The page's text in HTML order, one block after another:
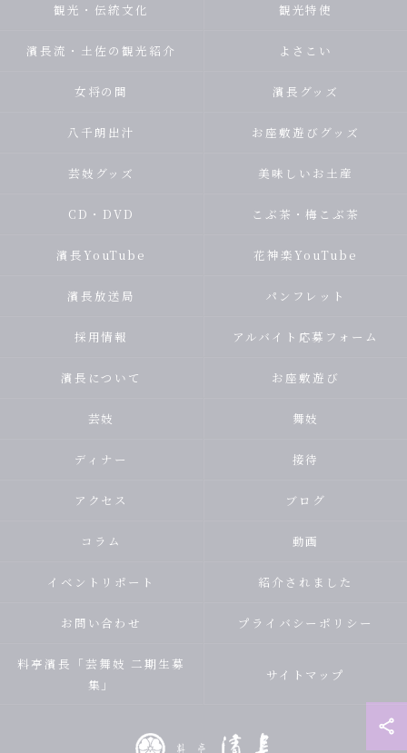
観光・伝統文化 観光特使
濱長流・土佐の観光紹介 よさこい
女将の間 濱長グッズ
八千朗出汁 お座敷遊びグッズ
芸妓グッズ 美味しいお土産
CD・DVD こぶ茶・梅こぶ茶
濱長YouTube 花神楽YouTube
濱長放送局 パンフレット
採用情報 アルバイト応募フォーム
濱長について お座敷遊び
芸妓 舞妓
ディナー 接待
アクセス ブログ
コラム 動画
イベントリポート 紹介されました
お問い合わせ プライバシーポリシー
料亭濱長「芸舞妓 二期生募
集」
サイトマップ